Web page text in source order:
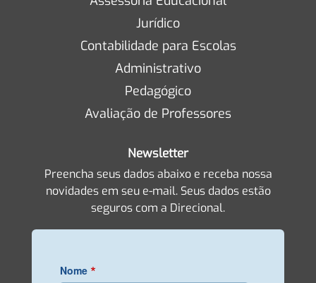
Jurídico
Contabilidade para Escolas
Administrativo
Pedagógico
Avaliação de Professores
Newsletter
Preencha seus dados abaixo e receba nossa
novidades em seu e-mail. Seus dados estão
seguros com a Direcional.
Nome *